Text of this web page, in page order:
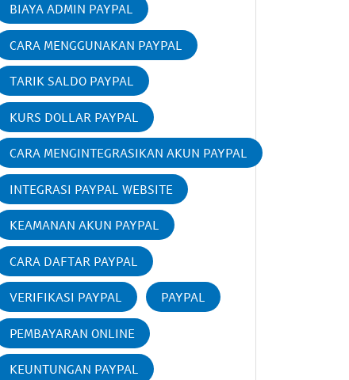
BIAYA ADMIN PAYPAL
CARA MENGGUNAKAN PAYPAL
TARIK SALDO PAYPAL
KURS DOLLAR PAYPAL
CARA MENGINTEGRASIKAN AKUN PAYPAL
INTEGRASI PAYPAL WEBSITE
KEAMANAN AKUN PAYPAL
CARA DAFTAR PAYPAL
VERIFIKASI PAYPAL PAYPAL
PEMBAYARAN ONLINE
KEUNTUNGAN PAYPAL